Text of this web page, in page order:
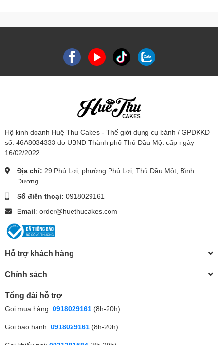
Hộ kinh doanh Huệ Thu Cakes - Thế giới dụng cụ bánh / GPĐKKD
số: 46A8034333 do UBND Thành phố Thủ Dầu Một cấp ngày
16/02/2022
Địa chỉ: 29 Phú Lợi, phường Phú Lợi, Thủ Dầu Một, Bình
Dương
Số điện thoại: 0918029161
Email: order@huethucakes.com
Hỗ trợ khách hàng
Chính sách
Tổng đài hỗ trợ
Gọi mua hàng: 0918029161 (8h-20h)
Gọi bảo hành: 0918029161 (8h-20h)